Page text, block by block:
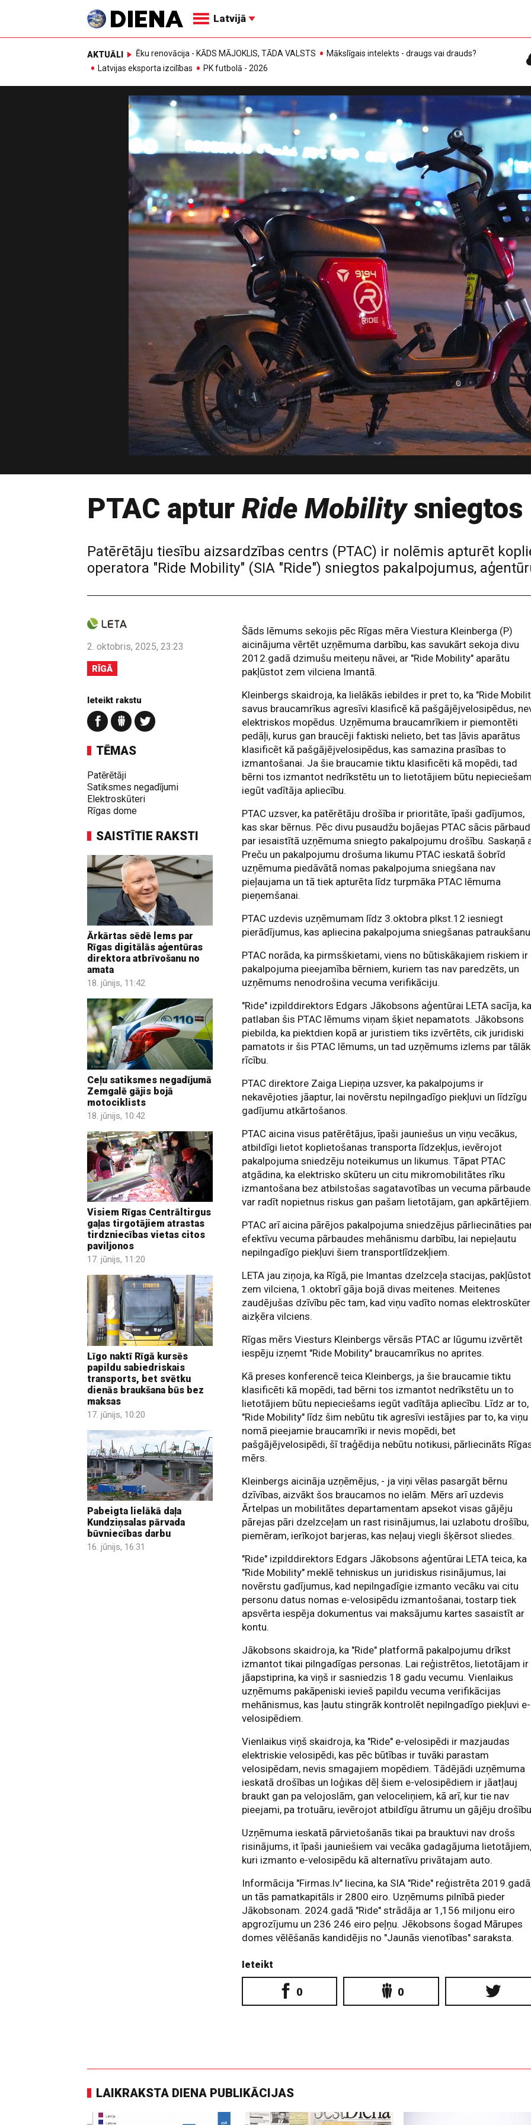
Latvijā
AKTUĀLI Ēku renovācija - KĀDS MĀJOKLIS, TĀDA VALSTS
Mākslīgais intelekts - draugs vai drauds?
Latvijas eksporta izcilības
PK futbolā - 2026
PTAC aptur Ride Mobilitysniegtos
Patērētāju tiesību aizsardzības centrs (PTAC) ir nolēmis apturēt
operatora "Ride Mobility" (SIA "Ride") sniegtos pakalpojumus,
2. oktobris, 2025, 23:23
RĪGĀ
Ieteikt rakstu
TĒMAS
Patērētāji
Satiksmes negadījumi
Elektroskūteri
Rīgas dome
SAISTĪTIE RAKSTI
Ārkārtas sēdē lems par
Rīgas digitālās aģentūras
direktora atbrīvošanu no
amata
18. jūnijs, 11:42
Ceļu satiksmes negadījumā
Zemgalē gājis bojā
motociklists
18. jūnijs, 10:42
Visiem Rīgas Centrāltirgus
gaļas tirgotājiem atrastas
tirdzniecības vietas citos
paviljonos
17. jūnijs, 11:20
Līgo naktī Rīgā kursēs
papildu sabiedriskais
transports, bet svētku
dienās braukšana būs bez
maksas
17. jūnijs, 10:20
Pabeigta lielākā daļa
Kundziņsalas pārvada
būvniecības darbu
16. jūnijs, 16:31
Šāds lēmums sekojis pēc Rīgas mēra Viestura Kleinberga (P)
aicinājuma vērtēt uzņēmuma darbību, kas savukārt sekoja divu
2012.gadā dzimušu meiteņu nāvei, ar "Ride Mobility" aparātu
pakļūstot zem vilciena Imantā.
Kleinbergs skaidroja, ka lielākās iebildes ir pret to, ka "Ride
savus braucamrīkus agresīvi klasificē kā pašgājējvelosipēdus,
elektriskos mopēdus. Uzņēmuma braucamrīkiem ir piemontēti
pedāļi, kurus gan braucēji faktiski nelieto, bet tas ļāvis aparātus
klasificēt kā pašgājējvelosipēdus, kas samazina prasības to
izmantošanai. Ja šie braucamie tiktu klasificēti kā mopēdi, tad
bērni tos izmantot nedrīkstētu un to lietotājiem būtu
iegūt vadītāja apliecību.
PTAC uzsver, ka patērētāju drošība ir prioritāte, īpaši gadījumos,
kas skar bērnus. Pēc divu pusaudžu bojāejas PTAC sācis
par iesaistītā uzņēmuma sniegto pakalpojumu drošību. Saskaņā
Preču un pakalpojumu drošuma likumu PTAC ieskatā šobrīd
uzņēmuma piedāvātā nomas pakalpojuma sniegšana nav
pieļaujama un tā tiek apturēta līdz turpmāka PTAC lēmuma
pieņemšanai.
PTAC uzdevis uzņēmumam līdz 3.oktobra plkst.12 iesniegt
pierādījumus, kas apliecina pakalpojuma sniegšanas
PTAC norāda, ka pirmsškietami, viens no būtiskākajiem riskiem ir
pakalpojuma pieejamība bērniem, kuriem tas nav paredzēts, un
uzņēmums nenodrošina vecuma verifikāciju.
"Ride" izpilddirektors Edgars Jākobsons aģentūrai LETA sacīja,
patlaban šis PTAC lēmums viņam šķiet nepamatots. Jākobsons
piebilda, ka piektdien kopā ar juristiem tiks izvērtēts, cik juridiski
pamatots ir šis PTAC lēmums, un tad uzņēmums izlems par
rīcību.
PTAC direktore Zaiga Liepiņa uzsver, ka pakalpojums ir
nekavējoties jāaptur, lai novērstu nepilngadīgo piekļuvi un līdzīgu
gadījumu atkārtošanos.
PTAC aicina visus patērētājus, īpaši jauniešus un viņu vecākus,
atbildīgi lietot koplietošanas transporta līdzekļus, ievērojot
pakalpojuma sniedzēju noteikumus un likumus. Tāpat PTAC
atgādina, ka elektrisko skūteru un citu mikromobilitātes rīku
izmantošana bez atbilstošas sagatavotības un vecuma
var radīt nopietnus riskus gan pašam lietotājam, gan
PTAC arī aicina pārējos pakalpojuma sniedzējus pārliecināties
efektīvu vecuma pārbaudes mehānismu darbību, lai nepieļautu
nepilngadīgo piekļuvi šiem transportlīdzekļiem.
LETA jau ziņoja, ka Rīgā, pie Imantas dzelzceļa stacijas, pakļūstot
zem vilciena, 1.oktobrī gāja bojā divas meitenes. Meitenes
zaudējušas dzīvību pēc tam, kad viņu vadīto nomas
aizķēra vilciens.
Rīgas mērs Viesturs Kleinbergs vērsās PTAC ar lūgumu izvērtēt
iespēju izņemt "Ride Mobility" braucamrīkus no aprites.
Kā preses konferencē teica Kleinbergs, ja šie braucamie tiktu
klasificēti kā mopēdi, tad bērni tos izmantot nedrīkstētu un to
lietotājiem būtu nepieciešams iegūt vadītāja apliecību. Līdz ar to,
"Ride Mobility" līdz šim nebūtu tik agresīvi iestājies par to, ka viņu
nomā pieejamie braucamrīki ir nevis mopēdi, bet
pašgājējvelosipēdi, šī traģēdija nebūtu notikusi, pārliecināts
mērs.
Kleinbergs aicināja uzņēmējus, - ja viņi vēlas pasargāt bērnu
dzīvības, aizvākt šos braucamos no ielām. Mērs arī uzdevis
Ārtelpas un mobilitātes departamentam apsekot visas gājēju
pārejas pāri dzelzceļam un rast risinājumus, lai uzlabotu drošību,
piemēram, ierīkojot barjeras, kas neļauj viegli šķērsot sliedes.
"Ride" izpilddirektors Edgars Jākobsons aģentūrai LETA teica, ka
"Ride Mobility" meklē tehniskus un juridiskus risinājumus, lai
novērstu gadījumus, kad nepilngadīgie izmanto vecāku vai citu
personu datus nomas e-velosipēdu izmantošanai, tostarp tiek
apsvērta iespēja dokumentus vai maksājumu kartes sasaistīt ar
kontu.
Jākobsons skaidroja, ka "Ride" platformā pakalpojumu drīkst
izmantot tikai pilngadīgas personas. Lai reģistrētos, lietotājam ir
jāapstiprina, ka viņš ir sasniedzis 18 gadu vecumu. Vienlaikus
uzņēmums pakāpeniski ievieš papildu vecuma verifikācijas
mehānismus, kas ļautu stingrāk kontrolēt nepilngadīgo piekļuvi e-
velosipēdiem.
Vienlaikus viņš skaidroja, ka "Ride" e-velosipēdi ir mazjaudas
elektriskie velosipēdi, kas pēc būtības ir tuvāki parastam
velosipēdam, nevis smagajiem mopēdiem. Tādējādi uzņēmuma
ieskatā drošības un loģikas dēļ šiem e-velosipēdiem ir jāatļauj
braukt gan pa velojoslām, gan veloceliņiem, kā arī, kur tie nav
pieejami, pa trotuāru, ievērojot atbildīgu ātrumu un gājēju
Uzņēmuma ieskatā pārvietošanās tikai pa brauktuvi nav drošs
risinājums, it īpaši jauniešiem vai vecāka gadagājuma
kuri izmanto e-velosipēdu kā alternatīvu privātajam auto.
Informācija "Firmas.lv" liecina, ka SIA "Ride" reģistrēta
un tās pamatkapitāls ir 2800 eiro. Uzņēmums pilnībā pieder
Jākobsonam. 2024.gadā "Ride" strādāja ar 1,156 miljonu eiro
apgrozījumu un 236 246 eiro peļņu. Jēkobsons šogad Mārupes
domes vēlēšanās kandidējis no "Jaunās vienotības" saraksta.
Ieteikt
0 0
LAIKRAKSTA DIENA PUBLIKĀCIJAS